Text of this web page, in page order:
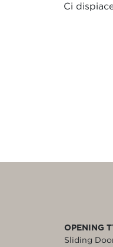
Ci
OPENING
Sliding